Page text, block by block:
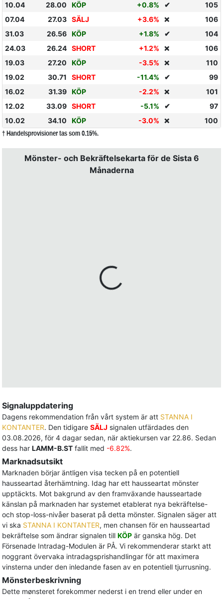
10.04
28.00 KÖP +0.8% ✔
105
07.04
27.03 SÄLJ +3.6% ❌
106
31.03
26.56 KÖP +1.8% ✔
104
24.03
26.24 SHORT +1.2% ❌
106
19.03
27.20 KÖP -3.5% ❌
110
19.02
30.71 SHORT -11.4% ✔
99
16.02
31.39 KÖP -2.2% ❌
101
12.02
33.09 SHORT -5.1% ✔
97
10.02
34.10 KÖP -3.0% ❌ 100
† Handelsprovisioner tas som 0.15%.
Mönster- och Bekräftelsekarta för de Sista 6
Månaderna
Signaluppdatering
Dagens rekommendation från vårt system är att STANNA I
KONTANTER. Den tidigare SÄLJ signalen utfärdades den
03.08.2026, för 4 dagar sedan, när aktiekursen var 22.86. Sedan
dess har LAMM-B.ST fallit med -6.82%.
Marknadsutsikt
Marknaden börjar äntligen visa tecken på en potentiell
hausseartad återhämtning. Idag har ett hausseartat mönster
upptäckts. Mot bakgrund av den framväxande hausseartade
känslan på marknaden har systemet etablerat nya bekräftelse-
och stop-loss-nivåer baserat på detta mönster. Signalen säger att
vi ska STANNA I KONTANTER, men chansen för en hausseartad
bekräftelse som ändrar signalen till KÖP är ganska hög. Det
Försenade Intradag-Modulen är PÅ. Vi rekommenderar starkt att
noggrant övervaka intradagsprishandlingar för att maximera
vinsterna under den inledande fasen av en potentiell tjurrusning.
Mönsterbeskrivning
Dette mønsteret forekommer nederst i en trend eller under en